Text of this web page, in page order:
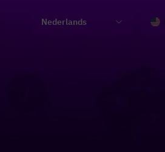
Nederlands